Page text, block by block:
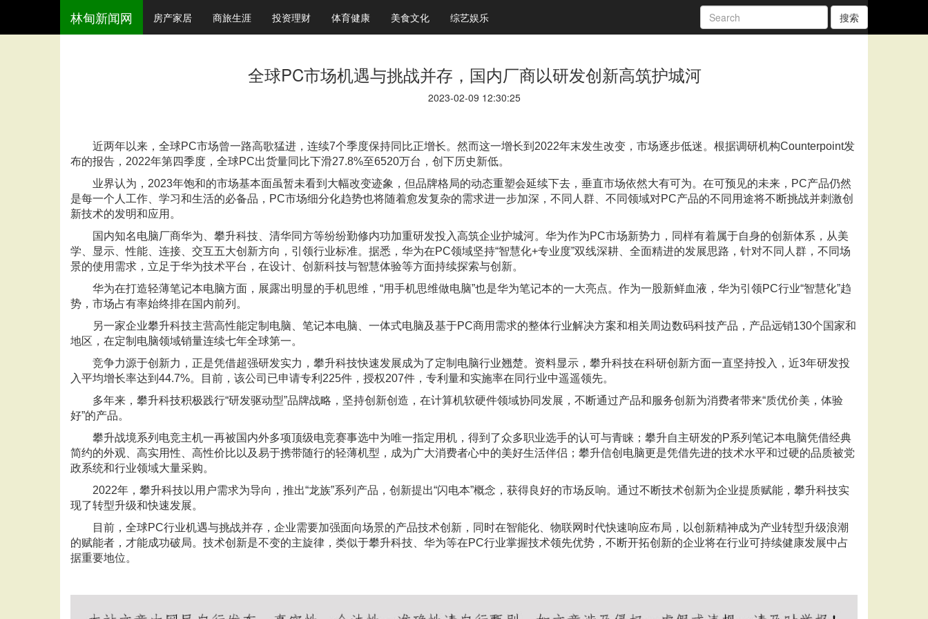
林甸新闻网 房产家居 商旅生涯 投资理财 体育健康 美食文化 综艺娱乐 搜索
全球PC市场机遇与挑战并存，国内厂商以研发创新高筑护城河
2023-02-09 12:30:25
近两年以来，全球PC市场曾一路高歌猛进，连续7个季度保持同比正增长。然而这一增长到2022年末发生改变，市场逐步低迷。根据调研机构Counterpoint发
布的报告，2022年第四季度，全球PC出货量同比下滑27.8%至6520万台，创下历史新低。
业界认为，2023年饱和的市场基本面虽暂未看到大幅改变迹象，但品牌格局的动态重塑会延续下去，垂直市场依然大有可为。在可预见的未来，PC产品仍然
是每一个人工作、学习和生活的必备品，PC市场细分化趋势也将随着愈发复杂的需求进一步加深，不同人群、不同领域对PC产品的不同用途将不断挑战并刺激创
新技术的发明和应用。
国内知名电脑厂商华为、攀升科技、清华同方等纷纷勤修内功加重研发投入高筑企业护城河。华为作为PC市场新势力，同样有着属于自身的创新体系，从美
学、显示、性能、连接、交互五大创新方向，引领行业标准。据悉，华为在PC领域坚持“智慧化+专业度”双线深耕、全面精进的发展思路，针对不同人群，不同场
景的使用需求，立足于华为技术平台，在设计、创新科技与智慧体验等方面持续探索与创新。
华为在打造轻薄笔记本电脑方面，展露出明显的手机思维，“用手机思维做电脑”也是华为笔记本的一大亮点。作为一股新鲜血液，华为引领PC行业“智慧化”趋
势，市场占有率始终排在国内前列。
另一家企业攀升科技主营高性能定制电脑、笔记本电脑、一体式电脑及基于PC商用需求的整体行业解决方案和相关周边数码科技产品，产品远销130个国家和
地区，在定制电脑领域销量连续七年全球第一。
竞争力源于创新力，正是凭借超强研发实力，攀升科技快速发展成为了定制电脑行业翘楚。资料显示，攀升科技在科研创新方面一直坚持投入，近3年研发投
入平均增长率达到44.7%。目前，该公司已申请专利225件，授权207件，专利量和实施率在同行业中遥遥领先。
多年来，攀升科技积极践行“研发驱动型”品牌战略，坚持创新创造，在计算机软硬件领域协同发展，不断通过产品和服务创新为消费者带来“质优价美，体验
好”的产品。
攀升战境系列电竞主机一再被国内外多项顶级电竞赛事选中为唯一指定用机，得到了众多职业选手的认可与青睐；攀升自主研发的P系列笔记本电脑凭借经典
简约的外观、高实用性、高性价比以及易于携带随行的轻薄机型，成为广大消费者心中的美好生活伴侣；攀升信创电脑更是凭借先进的技术水平和过硬的品质被党
政系统和行业领域大量采购。
2022年，攀升科技以用户需求为导向，推出“龙族”系列产品，创新提出“闪电本”概念，获得良好的市场反响。通过不断技术创新为企业提质赋能，攀升科技实
现了转型升级和快速发展。
目前，全球PC行业机遇与挑战并存，企业需要加强面向场景的产品技术创新，同时在智能化、物联网时代快速响应布局，以创新精神成为产业转型升级浪潮
的赋能者，才能成功破局。技术创新是不变的主旋律，类似于攀升科技、华为等在PC行业掌握技术领先优势，不断开拓创新的企业将在行业可持续健康发展中占
据重要地位。